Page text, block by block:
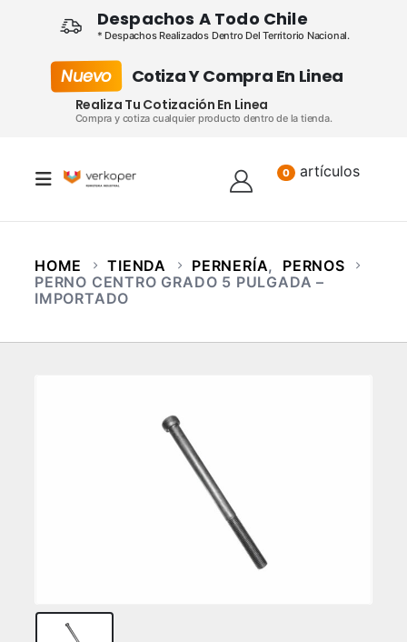
Despachos A Todo Chile
* Despachos Realizados Dentro Del Territorio Nacional.
Nuevo Cotiza Y Compra En Linea
Realiza Tu Cotización En Linea
Compra y cotiza cualquier producto dentro de la tienda.
0 artículos
HOME TIENDA PERNERÍA,
PERNOS
PERNO CENTRO GRADO 5 PULGADA –
IMPORTADO